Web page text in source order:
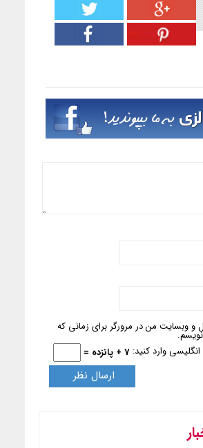
و وبسایت من در مرورگر برای زمانی که
وارد کنید: 7 + پانزده =